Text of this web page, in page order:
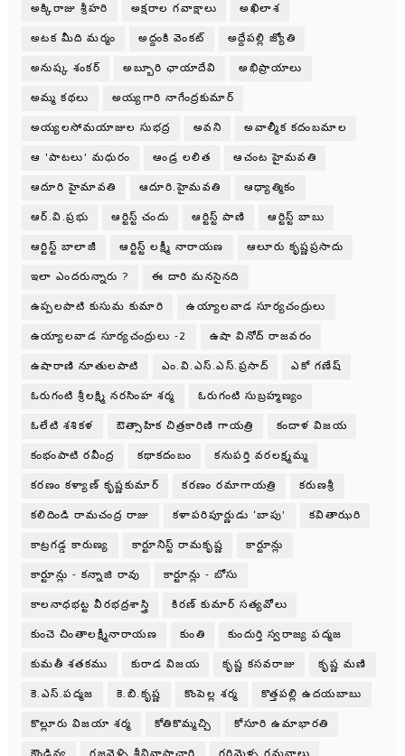
అక్కిరాజు శ్రీహరి అక్షరాల గవాక్షాలు అఖిలాశ
అటక మీది మర్మం అద్దంకి వెంకట్ అద్దేపల్లి జ్యోతి
అనుష్క శంకర్ అబ్బూరి ఛాయాదేవి అభిప్రాయాలు
అమ్మ కథలు అయ్యగారి నాగేంద్రకుమార్
అయ్యలసోమయాజుల సుభద్ర అవని అవాల్మీక కదంబమాల
ఆ 'పాటలు' మధురం ఆండ్ర లలిత ఆచంట హైమవతి
ఆదూరి హైమావతి ఆదూరి.హైమవతి ఆధ్యాత్మికం
ఆర్.వి.ప్రభు ఆర్టిస్ట్ చందు ఆర్టిస్ట్ పాణి ఆర్టిస్ట్ బాబు
ఆర్టిస్ట్ బాలాజీ ఆర్టిస్ట్ లక్ష్మీ నారాయణ ఆలూరు కృష్ణప్రసాదు
ఇలా ఎందరున్నారు ? ఈ దారి మనసైనది
ఉప్పలపాటి కుసుమ కుమారి ఉయ్యాలవాడ సూర్యచంద్రులు
ఉయ్యాలవాడ సూర్యచంద్రులు -2 ఉషా వినోద్ రాజవరం
ఉషారాణి నూతులపాటి ఎం.వి.ఎస్.ఎస్.ప్రసాద్ ఎకో గణేష్
ఓరుగంటి శ్రీలక్ష్మి నరసింహ శర్మ ఓరుగంటి సుబ్రహ్మణ్యం
ఓలేటి శశికళ ఔత్సాహిక చిత్రకారిణి గాయత్రి కందాళ విజయ
కంభంపాటి రవీంద్ర కథాకదంబం కనుపర్తి వరలక్ష్మమ్మ
కరణం కళ్యాణ్ కృష్ణకుమార్ కరణం రమాగాయత్రి కరుణశ్రీ
కలిదిండి రామచంద్ర రాజు కళాపరిపూర్ణుడు ‘బాపు’ కవితాఝరి
కాట్రగడ్డ కారుణ్య కార్టూనిస్ట్ రామకృష్ణ కార్టూన్లు
కార్టూన్లు - కన్నాజి రావు కార్టూన్లు - బోసు
కాలనాధభట్ట వీరభద్రశాస్త్రి కిరణ్ కుమార్ సత్యవోలు
కుంచె చింతాలక్ష్మీనారాయణ కుంతి కుందుర్తి స్వరాజ్య పద్మజ
కుమతీ శతకము కురాడ విజయ కృష్ణ కసవరాజు కృష్ణ మణి
కె.ఎస్.పద్మజ కె.బి.కృష్ణ కొంపెల్ల శర్మ కొత్తపల్లి ఉదయబాబు
కొల్లూరు విజయా శర్మ కోతికొమ్మచ్చి కోసూరి ఉమాభారతి